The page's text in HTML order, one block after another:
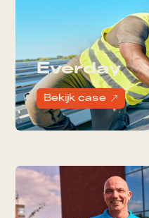
Everday
Bekijk case &